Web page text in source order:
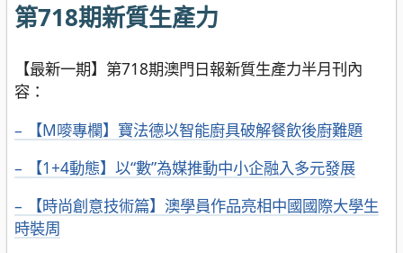
第718期新質生產力
【最新一期】第718期澳門日報新質生產力半月刊內
容：
– 【M嘜專欄】寶法德以智能廚具破解餐飲後廚難題
– 【1+4動態】以“數”為媒推動中小企融入多元發展
– 【時尚創意技術篇】澳學員作品亮相中國國際大學生
時裝周